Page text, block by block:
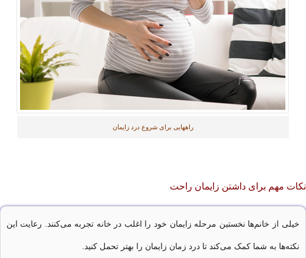
راههایی برای شروع درد زایمان
نکات مهم برای داشتن زایمان راحت
خیلی از خانم‌ها نخستین مرحله زایمان خود را اغلب در خانه تجربه می‌کنند. رعایت این
نکته‌ها به شما کمک می‌کند تا درد زمان زایمان را بهتر تحمل کنید.